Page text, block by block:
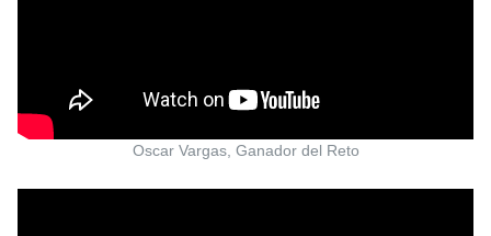
Oscar Vargas, Ganador del Reto